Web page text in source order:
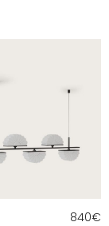
840€